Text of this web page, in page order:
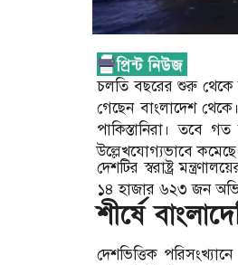
চলতি বছরের শুরু থেকে
গেছেন বাংলাদেশ
পাকিস্তানিরা। তবে
উল্লেখযোগ্যভাবে
দেশটির স্বরাষ্ট্র
১৪ হাজার ৬২৩ জন
শীর্ষে
দেশভিত্তিক